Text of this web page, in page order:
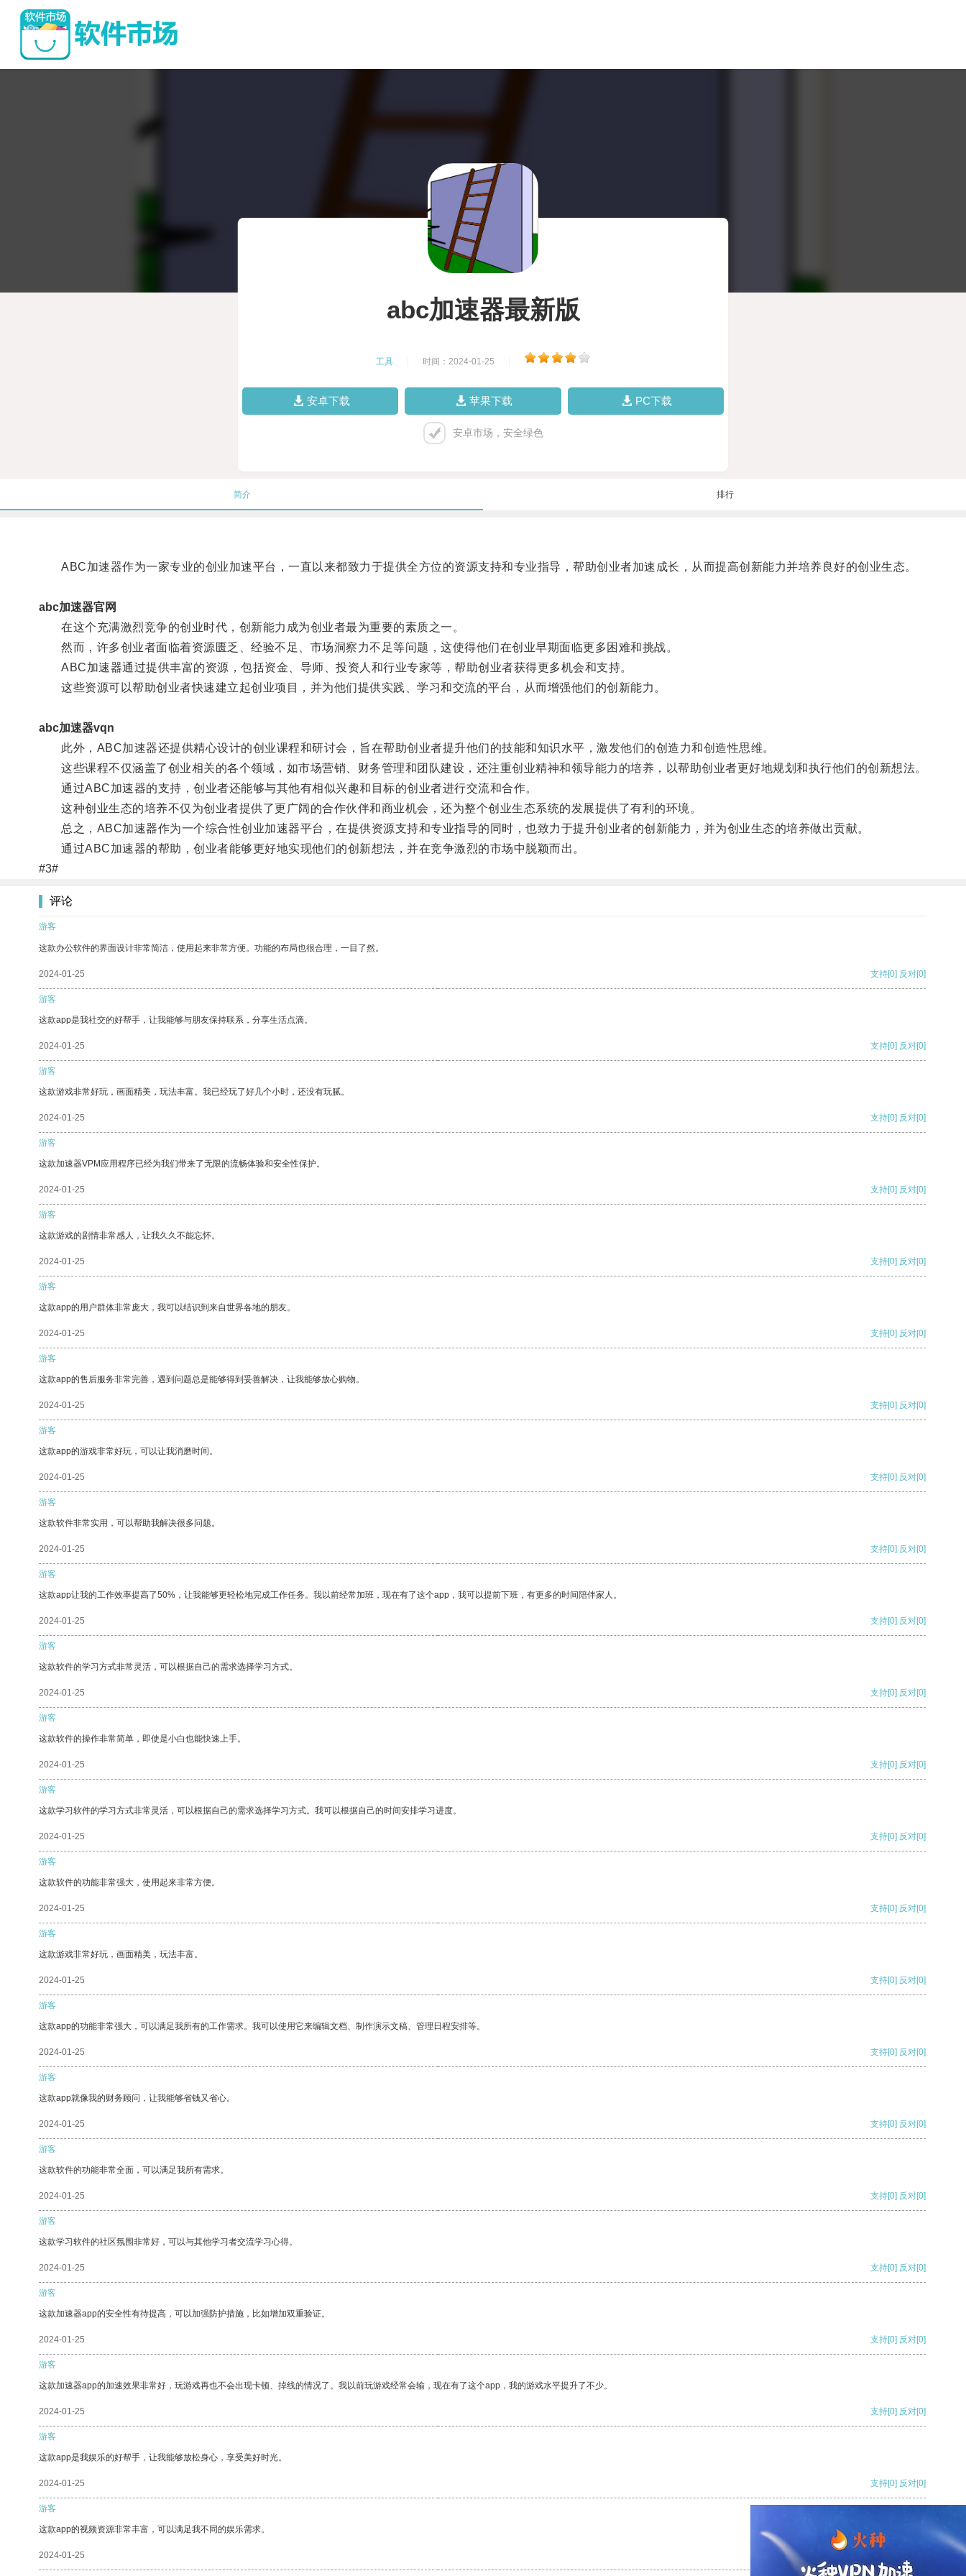
abc加速器最新版
工具 时间：2024-01-25
安卓下载 苹果下载 PC下载
安卓市场，安全绿色
简介 排行
ABC加速器作为一家专业的创业加速平台，一直以来都致力于提供全方位的资源支持和专业指导，帮助创业者加速成长，从而提高创新能力并培养良好的创业生态。
abc加速器官网
在这个充满激烈竞争的创业时代，创新能力成为创业者最为重要的素质之一。
然而，许多创业者面临着资源匮乏、经验不足、市场洞察力不足等问题，这使得他们在创业早期面临更多困难和挑战。
ABC加速器通过提供丰富的资源，包括资金、导师、投资人和行业专家等，帮助创业者获得更多机会和支持。
这些资源可以帮助创业者快速建立起创业项目，并为他们提供实践、学习和交流的平台，从而增强他们的创新能力。
abc加速器vqn
此外，ABC加速器还提供精心设计的创业课程和研讨会，旨在帮助创业者提升他们的技能和知识水平，激发他们的创造力和创造性思维。
这些课程不仅涵盖了创业相关的各个领域，如市场营销、财务管理和团队建设，还注重创业精神和领导能力的培养，以帮助创业者更好地规划和执行他们的创新想法。
通过ABC加速器的支持，创业者还能够与其他有相似兴趣和目标的创业者进行交流和合作。
这种创业生态的培养不仅为创业者提供了更广阔的合作伙伴和商业机会，还为整个创业生态系统的发展提供了有利的环境。
总之，ABC加速器作为一个综合性创业加速器平台，在提供资源支持和专业指导的同时，也致力于提升创业者的创新能力，并为创业生态的培养做出贡献。
通过ABC加速器的帮助，创业者能够更好地实现他们的创新想法，并在竞争激烈的市场中脱颖而出。
#3#
评论
游客
这款办公软件的界面设计非常简洁，使用起来非常方便。功能的布局也很合理，一目了然。
2024-01-25 支持[0] 反对[0]
游客
这款app是我社交的好帮手，让我能够与朋友保持联系，分享生活点滴。
2024-01-25 支持[0] 反对[0]
游客
这款游戏非常好玩，画面精美，玩法丰富。我已经玩了好几个小时，还没有玩腻。
2024-01-25 支持[0] 反对[0]
游客
这款加速器VPM应用程序已经为我们带来了无限的流畅体验和安全性保护。
2024-01-25 支持[0] 反对[0]
游客
这款游戏的剧情非常感人，让我久久不能忘怀。
2024-01-25 支持[0] 反对[0]
游客
这款app的用户群体非常庞大，我可以结识到来自世界各地的朋友。
2024-01-25 支持[0] 反对[0]
游客
这款app的售后服务非常完善，遇到问题总是能够得到妥善解决，让我能够放心购物。
2024-01-25 支持[0] 反对[0]
游客
这款app的游戏非常好玩，可以让我消磨时间。
2024-01-25 支持[0] 反对[0]
游客
这款软件非常实用，可以帮助我解决很多问题。
2024-01-25 支持[0] 反对[0]
游客
这款app让我的工作效率提高了50%，让我能够更轻松地完成工作任务。我以前经常加班，现在有了这个app，我可以提前下班，有更多的时间陪伴家人。
2024-01-25 支持[0] 反对[0]
游客
这款软件的学习方式非常灵活，可以根据自己的需求选择学习方式。
2024-01-25 支持[0] 反对[0]
游客
这款软件的操作非常简单，即使是小白也能快速上手。
2024-01-25 支持[0] 反对[0]
游客
这款学习软件的学习方式非常灵活，可以根据自己的需求选择学习方式。我可以根据自己的时间安排学习进度。
2024-01-25 支持[0] 反对[0]
游客
这款软件的功能非常强大，使用起来非常方便。
2024-01-25 支持[0] 反对[0]
游客
这款游戏非常好玩，画面精美，玩法丰富。
2024-01-25 支持[0] 反对[0]
游客
这款app的功能非常强大，可以满足我所有的工作需求。我可以使用它来编辑文档、制作演示文稿、管理日程安排等。
2024-01-25 支持[0] 反对[0]
游客
这款app就像我的财务顾问，让我能够省钱又省心。
2024-01-25 支持[0] 反对[0]
游客
这款软件的功能非常全面，可以满足我所有需求。
2024-01-25 支持[0] 反对[0]
游客
这款学习软件的社区氛围非常好，可以与其他学习者交流学习心得。
2024-01-25 支持[0] 反对[0]
游客
这款加速器app的安全性有待提高，可以加强防护措施，比如增加双重验证。
2024-01-25 支持[0] 反对[0]
游客
这款加速器app的加速效果非常好，玩游戏再也不会出现卡顿、掉线的情况了。我以前玩游戏经常会输，现在有了这个app，我的游戏水平提升了不少。
2024-01-25 支持[0] 反对[0]
游客
这款app是我娱乐的好帮手，让我能够放松身心，享受美好时光。
2024-01-25 支持[0] 反对[0]
游客
这款app的视频资源非常丰富，可以满足我不同的娱乐需求。
2024-01-25